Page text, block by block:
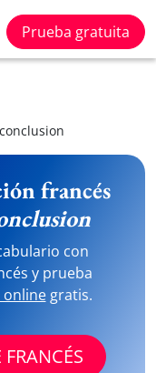
Prueba gratuita
francés
con
y prueba
onlinegratis.